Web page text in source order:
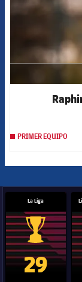
PRIMER EQUIPO
La Liga
Trofeo de La
29